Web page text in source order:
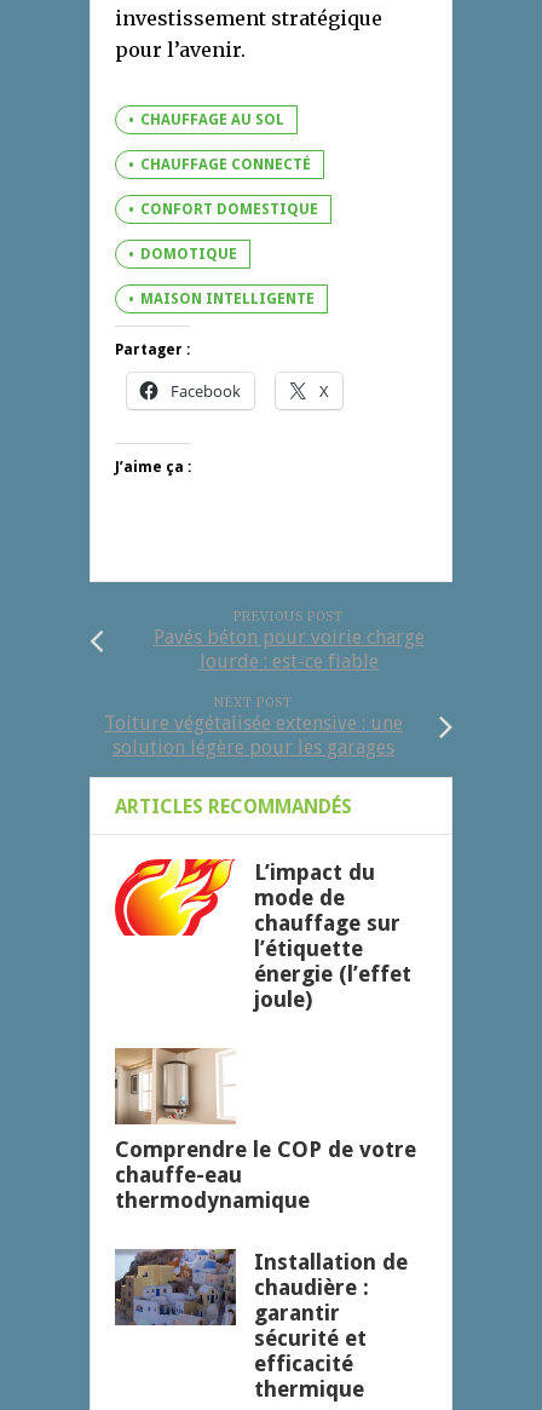
investissement stratégique
pour l’avenir.
CHAUFFAGE AU SOL
CHAUFFAGE CONNECTÉ
CONFORT DOMESTIQUE
DOMOTIQUE
MAISON INTELLIGENTE
Partager :
Facebook X
J’aime ça :
PREVIOUS POST
Pavés béton pour voirie charge
lourde : est-ce fiable
NEXT POST
Toiture végétalisée extensive : une
solution légère pour les garages
ARTICLES RECOMMANDÉS
L’impact du
mode de
chauffage sur
l’étiquette
énergie (l’effet
joule)
Comprendre le COP de votre
chauffe-eau
thermodynamique
Installation de
chaudière :
garantir
sécurité et
efficacité
thermique